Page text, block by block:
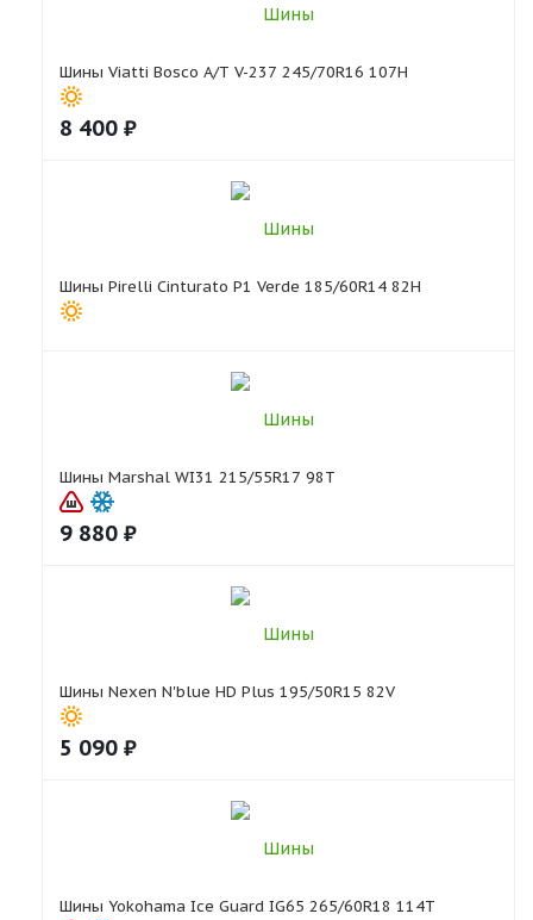
Шины Viatti Bosco A/T V-237 245/70R16 107H
8 400 ₽
Шины Pirelli Cinturato P1 Verde 185/60R14 82H
Шины Marshal WI31 215/55R17 98T
9 880 ₽
Шины Nexen N'blue HD Plus 195/50R15 82V
5 090 ₽
Шины Yokohama Ice Guard IG65 265/60R18 114T